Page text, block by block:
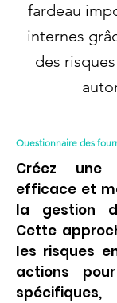
fardeau
internes
des
Questionnaire des
Créez une
efficace et
la gestion
Cette
les risques
actions